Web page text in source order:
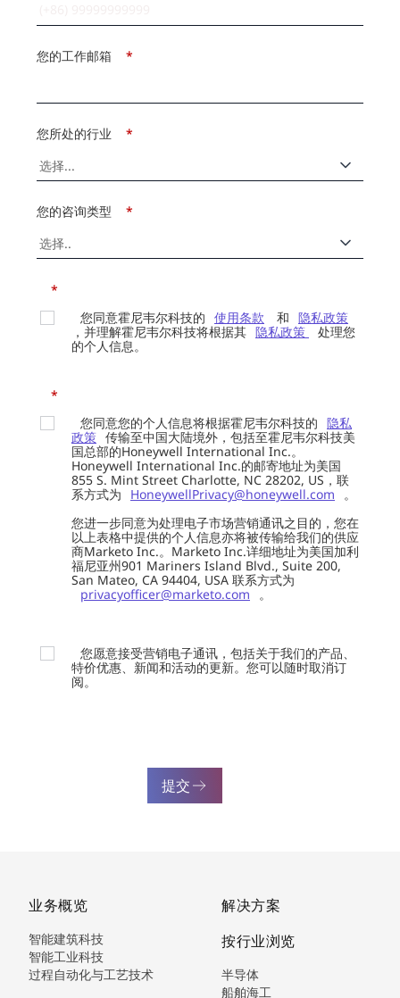
*
您的工作邮箱
*
您所处的行业
*
您的咨询类型
*
您同意霍尼韦尔科技的 使用条款 和 隐私政策
，并理解霍尼韦尔科技将根据其 隐私政策
处理您
的个人信息。
*
您同意您的个人信息将根据霍尼韦尔科技的 隐私
政策 传输至中国大陆境外，包括至霍尼韦尔科技美
国总部的Honeywell International Inc.。
Honeywell International Inc.的邮寄地址为美国
855 S. Mint Street Charlotte, NC 28202, US，联
系方式为
HoneywellPrivacy@honeywell.com
。
您进一步同意为处理电子市场营销通讯之目的，您在
以上表格中提供的个人信息亦将被传输给我们的供应
商Marketo Inc.。Marketo Inc.详细地址为美国加利
福尼亚州901 Mariners Island Blvd., Suite 200,
San Mateo, CA 94404, USA 联系方式为
privacyofficer@marketo.com
。
您愿意接受营销电子通讯，包括关于我们的产品、
特价优惠、新闻和活动的更新。您可以随时取消订
阅。
提交
业务概览
智能建筑科技
智能工业科技
过程自动化与工艺技术
解决方案
按行业浏览
半导体
船舶海工